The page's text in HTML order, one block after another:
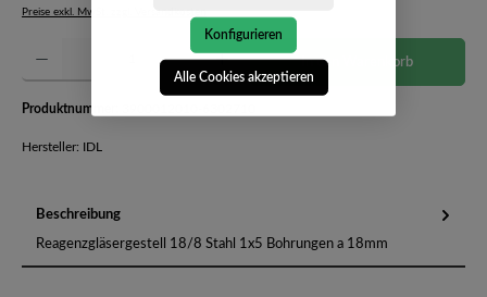
Preise exkl. MwSt. zzgl. Versandkosten
Produkt Anzahl: Gib den gewünschten Wert ein oder benutze die Schaltflächen um die
In den Warenkorb
Produktnummer:
Hersteller: IDL
Beschreibung
Reagenzgläsergestell 18/8 Stahl 1x5 Bohrungen a 18mm
Konfigurieren
Alle Cookies akzeptieren